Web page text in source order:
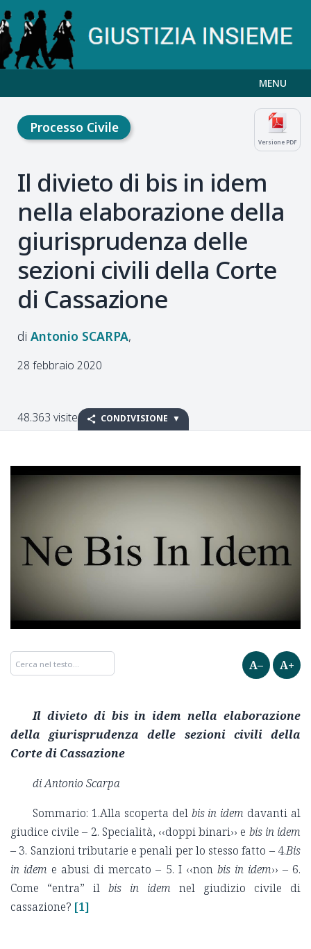
MENU
Versione PDF
Processo Civile
Il divieto di bis in idem
nella elaborazione della
giurisprudenza delle
sezioni civili della Corte
di Cassazione
Antonio SCARPA
28 febbraio 2020
48.363 visite CONDIVISIONE
A– A+
Il divieto di bis in idem nella elaborazione
della giurisprudenza delle sezioni civili della
Corte di Cassazione
di Antonio Scarpa
Sommario: 1.Alla scoperta del bis in idem davanti al
giudice civile – 2. Specialità, ‹‹doppi binari›› e bis in idem
– 3. Sanzioni tributarie e penali per lo stesso fatto – 4.Bis
in idem e abusi di mercato – 5. I ‹‹non bis in idem›› – 6.
Come “entra” il bis in idem nel giudizio civile di
cassazione? [1]